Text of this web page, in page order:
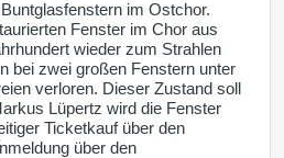
im Ostchor.
Fenster im Chor aus
wieder zum Strahlen
bei zwei großen Fenstern unter
verloren. Dieser Zustand soll
Lüpertz wird die Fenster
Ticketkauf über den
über den